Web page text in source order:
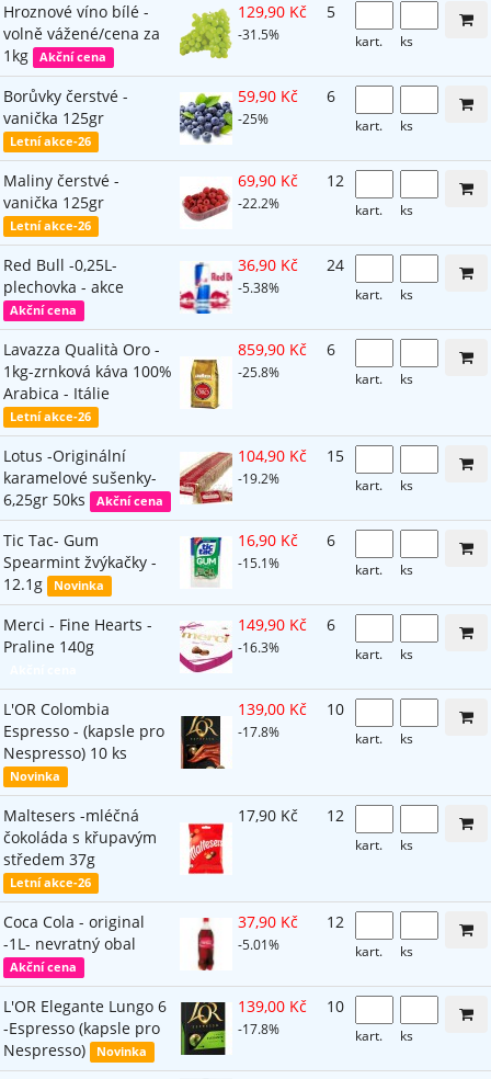
Hroznové víno bílé -
volně vážené/cena za
1kg
Akční cena
129,90 Kč
-31.5%
5
kart. ks
Borůvky čerstvé -
vanička 125gr
Letní akce-26
59,90 Kč
-25%
6
kart. ks
Maliny čerstvé -
vanička 125gr
Letní akce-26
69,90 Kč
-22.2%
12
kart. ks
Red Bull -0,25L-
plechovka - akce
Akční cena
36,90 Kč
-5.38%
24
kart. ks
Lavazza Qualità Oro -
1kg-zrnková káva 100%
Arabica - Itálie
Letní akce-26
859,90 Kč
-25.8%
6
kart. ks
Lotus -Originální
karamelové sušenky-
6,25gr 50ks
Akční cena
104,90 Kč
-19.2%
15
kart. ks
Tic Tac- Gum
Spearmint žvýkačky -
12.1g
Novinka
16,90 Kč
-15.1%
6
kart. ks
Merci - Fine Hearts -
Praline 140g
149,90 Kč
-16.3%
6
kart. ks
L'OR Colombia
Espresso - (kapsle pro
Nespresso) 10 ks
Novinka
139,00 Kč
-17.8%
10
kart. ks
Maltesers -mléčná
čokoláda s křupavým
středem 37g
Letní akce-26
17,90 Kč 12
kart. ks
Coca Cola - original
-1L- nevratný obal
Akční cena
37,90 Kč
-5.01%
12
kart. ks
L'OR Elegante Lungo 6
-Espresso (kapsle pro
Nespresso)
Novinka
139,00 Kč
-17.8%
10
kart. ks